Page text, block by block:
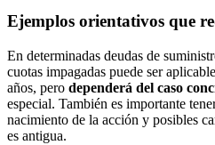
Ejemplos orientativos que
En determinadas deudas de
cuotas impagadas puede ser
años, pero dependerá del caso
especial. También es importante
nacimiento de la acción y posibles
es antigua.